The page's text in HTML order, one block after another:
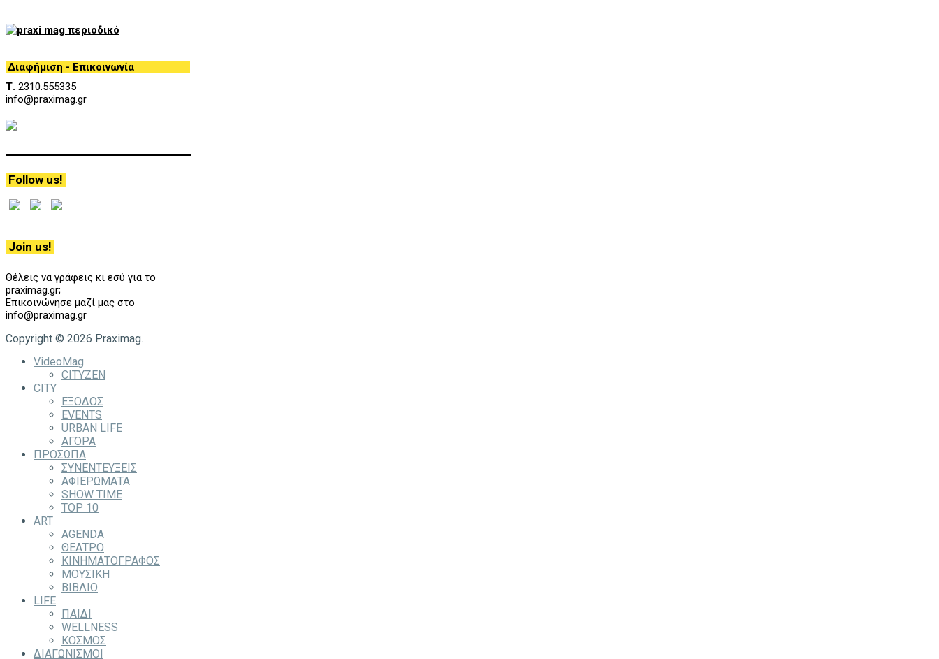
Διαφήμιση - Επικοινωνία
Τ. 2310.555335
info@praximag.gr
Follow us!
Join us!
Θέλεις να γράφεις κι εσύ για το
praximag.gr;
Επικοινώνησε μαζί μας στο
info@praximag.gr
Copyright © 2026 Praximag.
VideoMag
CITYZEN
CITY
ΕΞΟΔΟΣ
EVENTS
URBAN LIFE
ΑΓΟΡΑ
ΠΡΟΣΩΠΑ
ΣΥΝΕΝΤΕΥΞΕΙΣ
ΑΦΙΕΡΩΜΑΤΑ
SHOW TIME
TOP 10
ART
AGENDA
ΘΕΑΤΡΟ
ΚΙΝΗΜΑΤΟΓΡΑΦΟΣ
ΜΟΥΣΙΚΗ
ΒΙΒΛΙΟ
LIFE
ΠΑΙΔΙ
WELLNESS
ΚΟΣΜΟΣ
ΔΙΑΓΩΝΙΣΜΟΙ